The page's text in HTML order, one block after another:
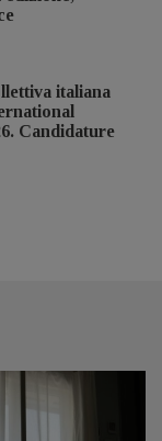
italiana
Candidature